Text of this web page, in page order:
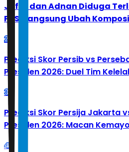
Jafar dan Adnan Diduga
PBSI Langsung Ubah
2
Prediksi Skor Persib vs
Presiden 2026: Duel Tim
3
Prediksi Skor Persija Jakarta
Presiden 2026: Macan
4